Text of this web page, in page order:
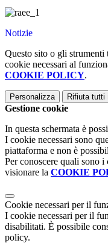
Notizie
Questo sito o gli
cookie necessari al
COOKIE POLICY.
Personalizza Rifiuta tutti
Gestione cookie
In questa schermata è
I cookie necessari sono
piattaforma e non è
Per conoscere quali sono
visionare la COOKIE
Cookie necessari per il
I cookie necessari per il
disabilitati. È possibile
policy.